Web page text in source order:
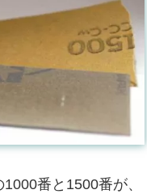
番と1500番が、